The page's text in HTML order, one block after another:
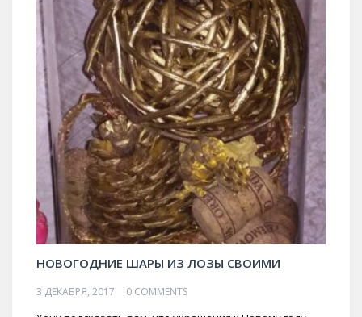
НОВОГОДНИЕ ШАРЫ ИЗ ЛОЗЫ СВОИМИ
3 ДЕКАБРЯ, 2017 0 COMMENTS